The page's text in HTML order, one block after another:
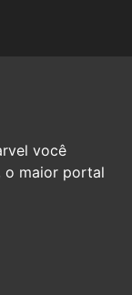
você
o maior portal